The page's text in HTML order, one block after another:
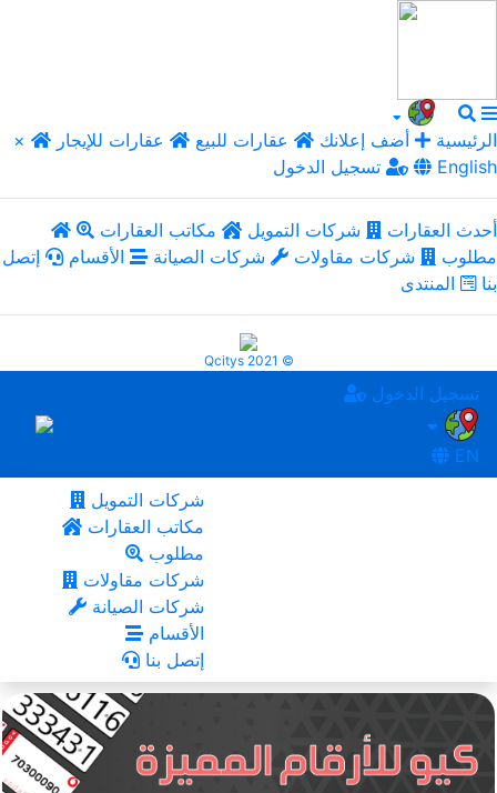
× الرئيسية أضف إعلانك عقارات للبيع
عقارات للإيجار
تسجيل الدخول
English
أحدث العقارات شركات التمويل
مكاتب العقارات
مطلوب
شركات مقاولات شركات الصيانة الأقسام
إتصل
بنا
المنتدى
Qcitys 2021 ©
تسجيل الدخول
EN
شركات التمويل
مكاتب العقارات
مطلوب
شركات مقاولات
شركات الصيانة
الأقسام
إتصل بنا